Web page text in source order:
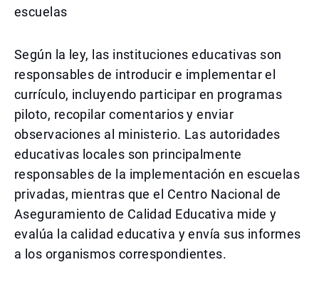
escuelas
Según la ley, las instituciones educativas son
responsables de introducir e implementar el
currículo, incluyendo participar en programas
piloto, recopilar comentarios y enviar
observaciones al ministerio. Las autoridades
educativas locales son principalmente
responsables de la implementación en escuelas
privadas, mientras que el Centro Nacional de
Aseguramiento de Calidad Educativa mide y
evalúa la calidad educativa y envía sus informes
a los organismos correspondientes.